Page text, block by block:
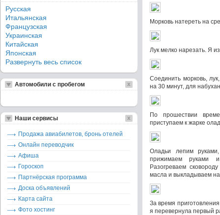
Морковь натереть на
Лук мелко нарезать. Я
Соединить морковь,
на 30 минут, для
По прошествии
приступаем к жарке
Оладьи лепим
прижимаем руками
Разогреваем
масла и выкладываем
За время
я перевернула первый
Русская
Итальянская
Французская
Украинская
Китайская
Японская
Развернуть весь список
Автомобили с пробегом
Наши сервисы
Продажа авиабилетов, бронь отелей
Онлайн переводчик
Афиша
Гороскоп
Партнёрская программа
Доска объявлений
Карта сайта
Фото хостинг